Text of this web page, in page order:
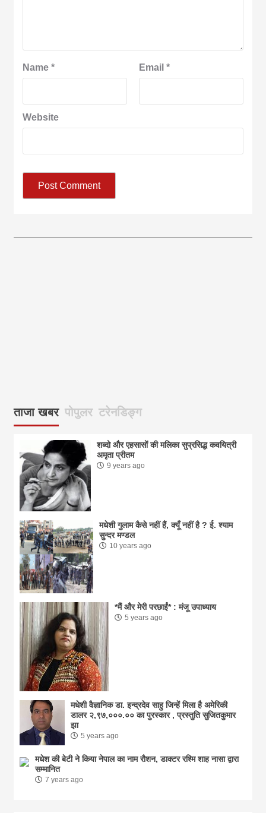
Name* Email *
Website
ताजा खबर पोपुलर टरेनडिङ्ग
शब्दो और एहसासों की मलिका सुप्रसिद्ध कवयित्री
अमृता प्रीतम
9 years ago
मधेशी गुलाम कैसे नहीं हैं, क्यूँ नहीं है ? ई. श्याम
सुन्दर मण्डल
10 years ago
*मैं और मेरी परछाईं* : मंजू उपाध्याय
5 years ago
मधेशी वैज्ञानिक डा. इन्द्रदेव साहु जिन्हें मिला है अमेरिकी
डालर २,९७,०००.०० का पुरस्कार , प्रस्तुति सुजितकुमार
झा
5 years ago
मधेश की बेटी ने किया नेपाल का नाम राैशन, डाक्टर रश्मि शाह नासा द्वारा
सम्मानित
7 years ago